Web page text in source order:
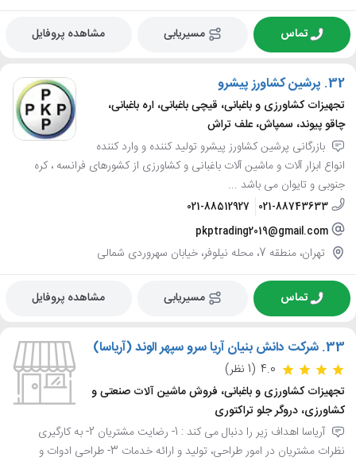
تماس مسیریابی مشاهده پروفایل
32. پرشین کشاورز پیشرو
تجهیزات کشاورزی و باغبانی، قیچی باغبانی، اره باغبانی،
چاقو پیوند، سمپاش، علف تراش
بازرگانی پرشین کشاورز پیشرو تولید کننده و وارد کننده
انواع ابزار آلات و ماشین آلات باغبانی و کشاورزی از کشورهای فرانسه ، کره
جنوبی و تایوان می باشد ...
021-88743633
021-88512927
pkptrading2019@gmail.com
تهران، منطقه 7، محله نیلوفر، خیابان سهروردی شمالی
تماس مسیریابی مشاهده پروفایل
33. شرکت دانش بنیان آریا سرو سپهر الوند (آریاسا)
4.0 (1 نظر)
تجهیزات کشاورزی و باغبانی، فروش ماشین آلات صنعتی و
کشاورزی، دروگر جلو تراکتوری
آریاسا اهداف زیر را دنبال می کند : 1- رضایت مشتریان 2- به کارگیری
نظرات مشتریان در امور طراحی، تولید و ارائه خدمات 3- طراحی ادوات و